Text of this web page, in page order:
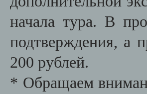
начала тура. В
подтверждения, а
200 рублей.
* Обращаем